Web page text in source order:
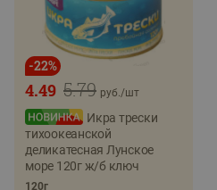
-22%
5.79
4.49 руб./шт
Икра трески
тихоокеанской
деликатесная Лунское
море 120г ж/б ключ
120г